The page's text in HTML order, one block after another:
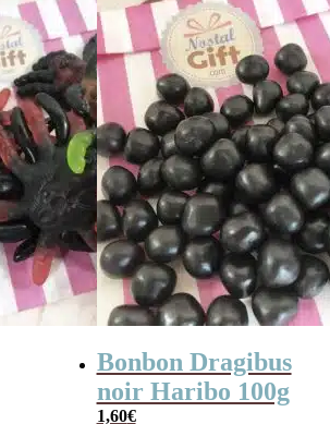
Bonbon Dragibus
noir Haribo 100g
1,60€